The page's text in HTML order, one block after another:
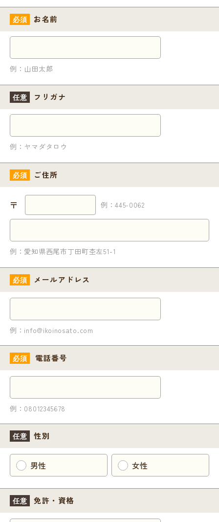
必須 お名前
例：山田太郎
任意 フリガナ
例：ヤマダタロウ
必須 ご住所
例：445-0062
〒
例：愛知県西尾市丁田町杢左51-1
必須 メールアドレス
例：info@ikoinosato.com
必須 電話番号
例：08012345678
任意 性別
男性 女性
任意 免許・資格